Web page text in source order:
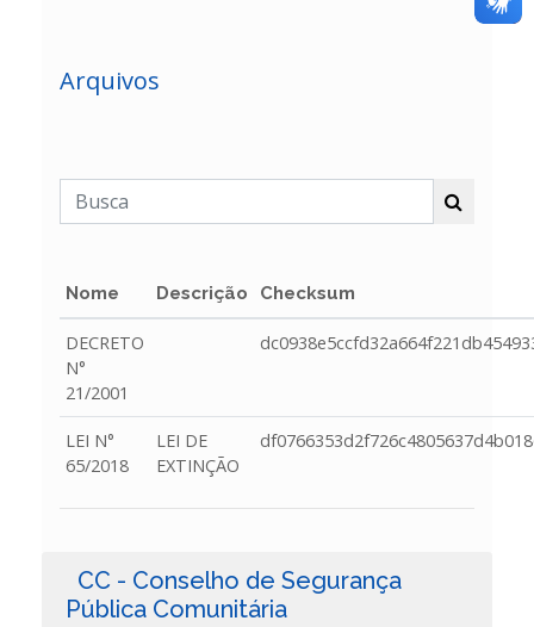
Arquivos
Nome Descrição Checksum
DECRETO
N°
21/2001
LEI N°
65/2018
LEI DE
EXTINÇÃO
CC - Conselho de Segurança
Pública Comunitária